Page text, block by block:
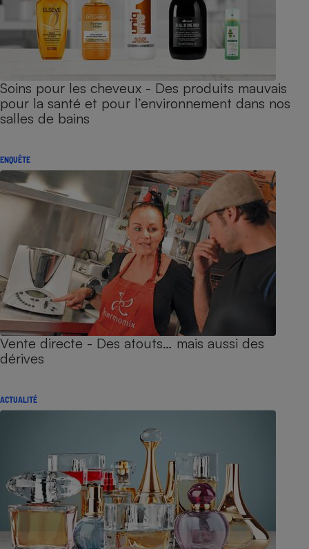
Soins pour les cheveux - Des produits mauvais
pour la santé et pour l’environnement dans nos
salles de bains
ENQUÊTE
Vente directe - Des atouts… mais aussi des
dérives
ACTUALITÉ